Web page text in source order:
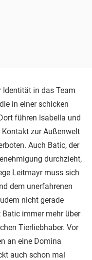
in das Team
in einer schicken
führen Isabella und
Kontakt zur Außenwelt
Auch Batic, der
durchzieht,
Leitmayr muss sich
dem unerfahrenen
nicht gerade
immer mehr über
Tierliebhaber. Vor
an eine Domina
auch schon mal